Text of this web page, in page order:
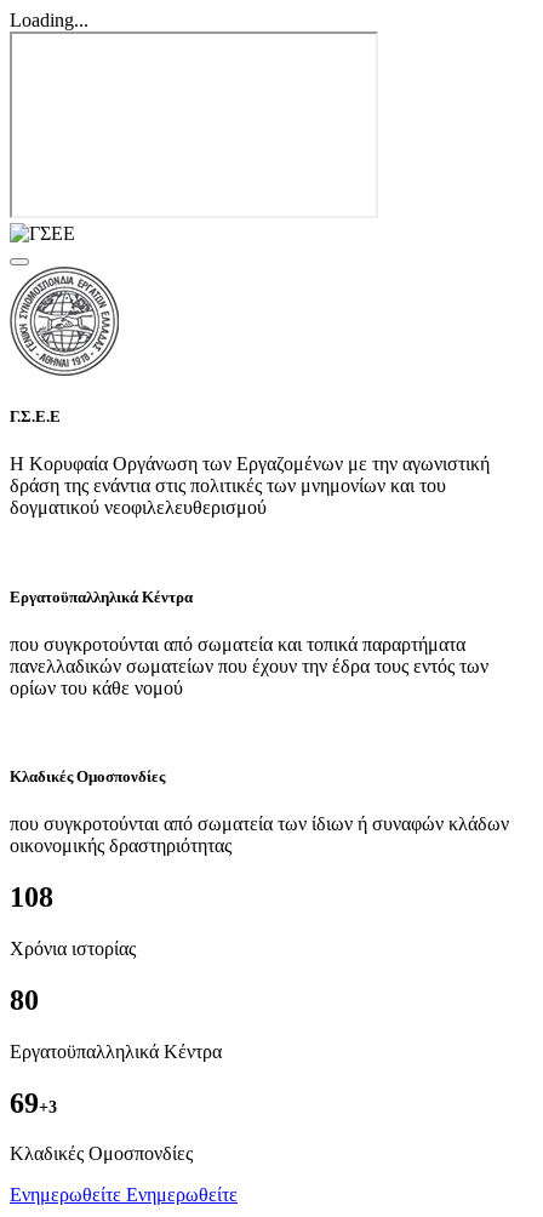
Loading...
Γ.Σ.Ε.Ε
Η Κορυφαία Οργάνωση των Εργαζομένων με την αγωνιστική
δράση της ενάντια στις πολιτικές των μνημονίων και του
δογματικού νεοφιλελευθερισμού
Εργατοϋπαλληλικά Κέντρα
που συγκροτούνται από σωματεία και τοπικά παραρτήματα
πανελλαδικών σωματείων που έχουν την έδρα τους εντός των
ορίων του κάθε νομού
Κλαδικές Ομοσπονδίες
που συγκροτούνται από σωματεία των ίδιων ή συναφών κλάδων
οικονομικής δραστηριότητας
108
Χρόνια ιστορίας
80
Εργατοϋπαλληλικά Κέντρα
69+3
Kλαδικές Ομοσπονδίες
Ενημερωθείτε Ενημερωθείτε